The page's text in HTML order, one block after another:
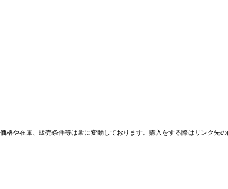
格や在庫、販売条件等は常に変動しております。購入をする際はリンク先